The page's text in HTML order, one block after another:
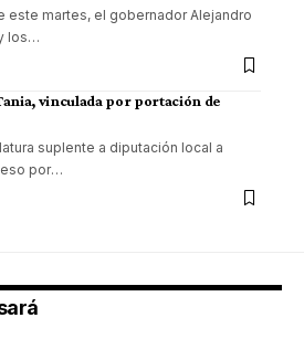
este martes, el gobernador Alejandro
los…
vinculada por portación de
suplente a diputación local a
por…